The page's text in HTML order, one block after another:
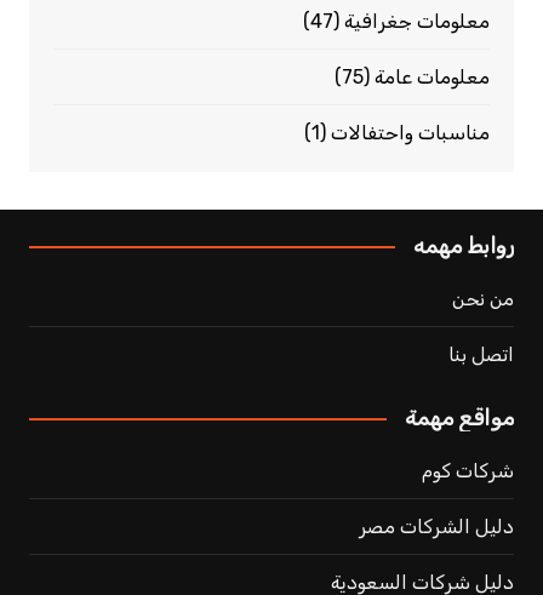
معلومات جغرافية(47)
معلومات عامة(75)
مناسبات واحتفالات(1)
روابط مهمه
من نحن
اتصل بنا
مواقع مهمة
شركات كوم
دليل الشركات مصر
دليل شركات السعودية